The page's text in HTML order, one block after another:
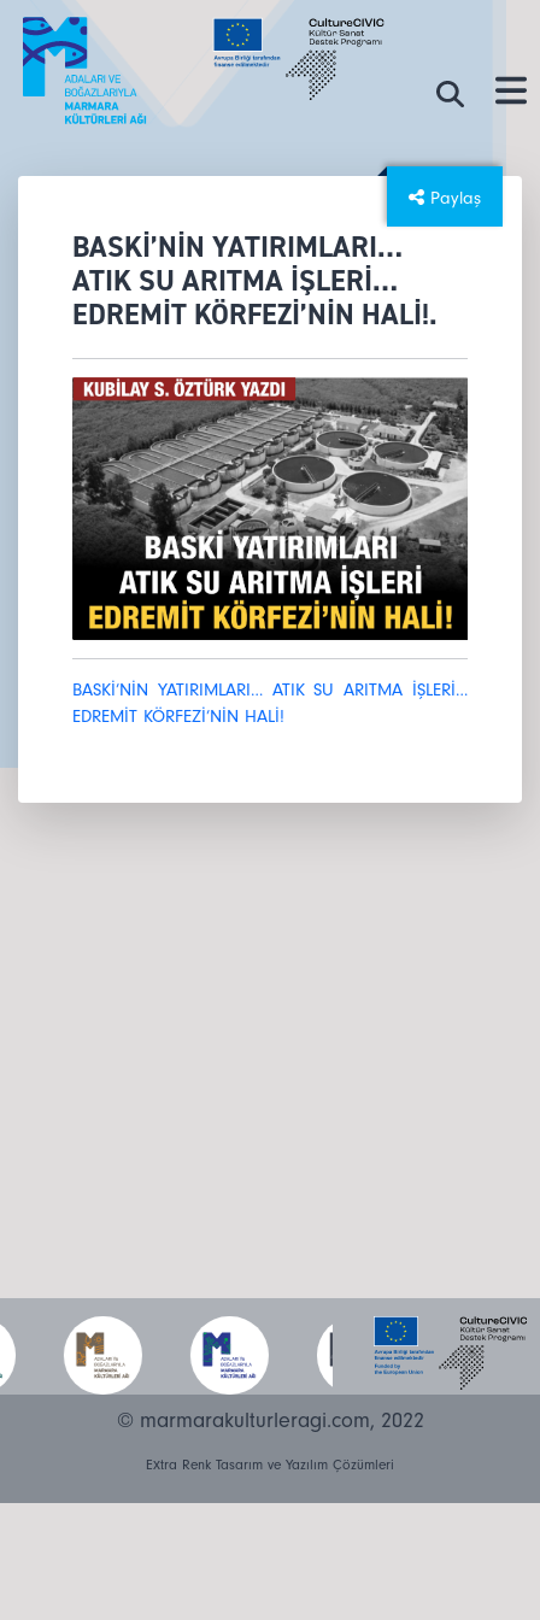
BASKİ’NİN YATIRIMLARI…
ATIK SU ARITMA İŞLERİ…
EDREMİT KÖRFEZİ’NİN HALİ!.
Paylaş
BASKİ’NİN YATIRIMLARI… ATIK SU ARITMA İŞLERİ…
EDREMİT KÖRFEZİ’NİN HALİ!
© marmarakulturleragi.com, 2022
Extra Renk Tasarım ve Yazılım Çözümleri